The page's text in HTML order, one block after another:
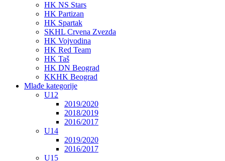
HK NS Stars
HK Partizan
HK Spartak
SKHL Crvena Zvezda
HK Vojvodina
HK Red Team
HK Taš
HK DN Beograd
KKHK Beograd
Mlađe kategorije
U12
2019/2020
2018/2019
2016/2017
U14
2019/2020
2016/2017
U15